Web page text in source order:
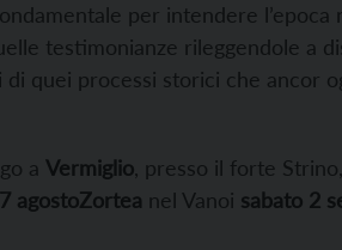
per intendere l’epoca
testimonianze rileggendole a
quei processi storici che ancor
a Vermiglio , presso il forte Strino,
7 agostoZortea nel Vanoi sabato 2